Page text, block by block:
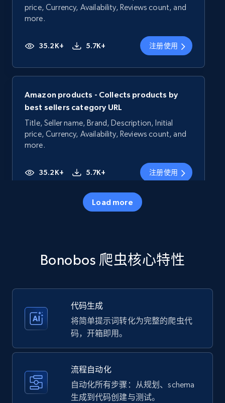
price, Currency, Availability, Reviews count, and
more.
35.2K+ 5.7K+ 注册使用
Amazon products - Collects products by
best sellers category URL
Title, Seller name, Brand, Description, Initial
price, Currency, Availability, Reviews count, and
more.
35.2K+ 5.7K+ 注册使用
price, Currency, Availability, Reviews count, and
Amazon products - Collects products by
Title, Seller name, Brand, Description, Initial
price, Currency, Availability, Reviews count, and
Load more
Bonobos 爬虫核心特性
代码生成
将简单提示词转化为完整的爬虫代
码，开箱即用。
流程自动化
自动化所有步骤：从规划、schema
生成到代码创建与测试。